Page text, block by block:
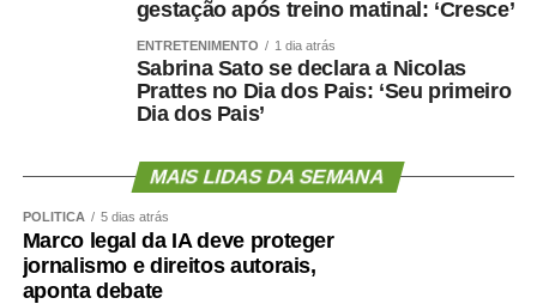
gestação após treino matinal: ‘Cresce’
ENTRETENIMENTO 1 dia atrás
Sabrina Sato se declara a Nicolas
Prattes no Dia dos Pais: ‘Seu primeiro
Dia dos Pais’
MAIS LIDAS DA SEMANA
POLÍTICA 5 dias atrás
Marco legal da IA deve proteger
jornalismo e direitos autorais,
aponta debate